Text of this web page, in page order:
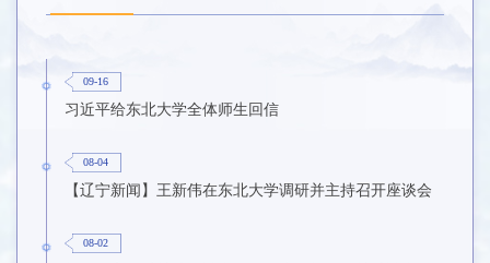
09-16
习近平给东北大学全体师生回信
08-04
【辽宁新闻】王新伟在东北大学调研并主持召开座谈会
08-02